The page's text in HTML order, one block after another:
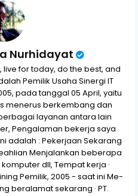
Nurhidayat
for today, do the best, and
Pemilik Usaha Sinergi IT
pada tanggal 05 April, yaitu
menerus berkembang dan
layanan antara lain
Pengalaman bekerja saya
adalah : Pekerjaan Sekarang
Menjalankan beberapa
dll, Tempat kerja ·
Pemilik, 2005 - saat ini Me-
beralamat sekarang · PT.